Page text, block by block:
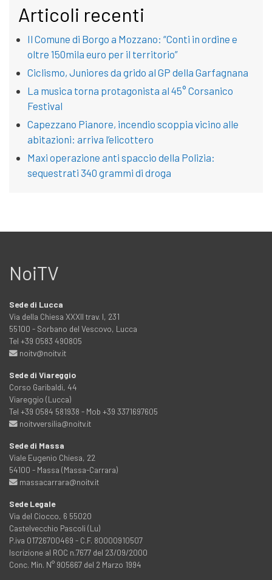
Articoli recenti
Il Comune di Borgo a Mozzano: “Conti in ordine e
oltre 150mila euro per il territorio”
Ciclismo, Juniores da grido al GP della Garfagnana
La musica torna protagonista al 45° Corsanico
Festival
Capezzano Pianore, incendio scoppia vicino alle
abitazioni: arriva l’elicottero
Maxi operazione anti spaccio della Polizia:
sequestrati 340 grammi di droga
NoiTV
Sede di Lucca
Via della Chiesa XXXII trav. I, 231
55100 - Sorbano del Vescovo, Lucca
Tel +39 0583 490805
noitv@noitv.it
Sede di Viareggio
Corso Garibaldi, 44
Viareggio (Lucca)
Tel +39 0584 581938 - Mob +39 3371697605
noitvversilia@noitv.it
Sede di Massa
Viale Eugenio Chiesa, 22
54100 - Massa (Massa-Carrara)
massacarrara@noitv.it
Sede Legale
Via del Ciocco, 6 55020
Castelvecchio Pascoli (Lu)
P.iva 01726700469 - C.F. 80000910507
Iscrizione al ROC n.7677 del 23/09/2000
Conc. Min. N° 905667 del 2 Marzo 1994